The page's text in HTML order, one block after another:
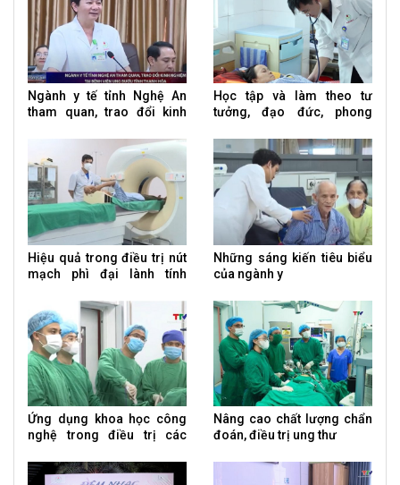
Ngành y tế tỉnh Nghệ An
tham quan, trao đổi kinh
bướu tỉnh Thanh Hóa
Học tập và làm theo tư
tưởng, đạo đức, phong
Hiệu quả trong điều trị nút
mạch phì đại lành tính
Những sáng kiến tiêu biểu
của ngành y
Ứng dụng khoa học công
nghệ trong điều trị các
Nâng cao chất lượng chẩn
đoán, điều trị ung thư